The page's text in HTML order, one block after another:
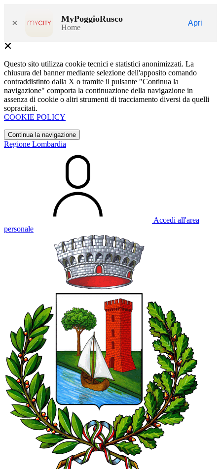
× MyPoggioRusco
Home
Apri
Questo sito utilizza cookie tecnici e statistici anonimizzati. La
chiusura del banner mediante selezione dell'apposito comando
contraddistinto dalla X o tramite il pulsante "Continua la
navigazione" comporta la continuazione della navigazione in
assenza di cookie o altri strumenti di tracciamento diversi da quelli
sopracitati.
COOKIE POLICY
Continua la navigazione
Regione Lombardia
Accedi all'area
personale